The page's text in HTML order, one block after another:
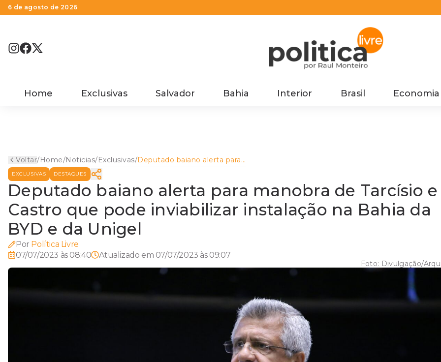
6 de agosto de 2026
Home Exclusivas Salvador Bahia Interior Brasil Economia
Voltar/Home/Noticias/Exclusivas/Deputado baiano alerta para
manobra de Tarcísio e Castro
instalação na Bahia da BYD e
da Unigel
EXCLUSIVAS DESTAQUES
Deputado baiano alerta para manobra de Tarcísio e
Castro que pode inviabilizar instalação na Bahia da
BYD e da Unigel
Por Política Livre
07/07/2023 às 08:40
Atualizado em 07/07/2023 às 09:07
Foto: Divulgação/